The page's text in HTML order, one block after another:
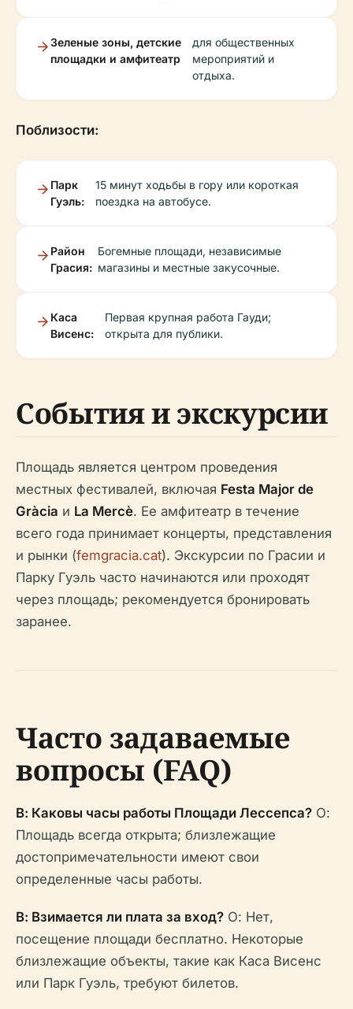
Зеленые зоны, детские
площадки и амфитеатр
для общественных
мероприятий и
отдыха.
Поблизости:
Парк
Гуэль:
15 минут ходьбы в гору или короткая
поездка на автобусе.
Район
Грасия:
Богемные площади, независимые
магазины и местные закусочные.
Каса
Висенс:
Первая крупная работа Гауди;
открыта для публики.
События и экскурсии
Площадь является центром проведения
местных фестивалей, включая Festa Major de
Gràcia и La Mercè. Ее амфитеатр в течение
всего года принимает концерты, представления
и рынки (femgracia.cat). Экскурсии по Грасии и
Парку Гуэль часто начинаются или проходят
через площадь; рекомендуется бронировать
заранее.
Часто задаваемые
вопросы (FAQ)
В: Каковы часы работы Площади Лессепса? О:
Площадь всегда открыта; близлежащие
достопримечательности имеют свои
определенные часы работы.
В: Взимается ли плата за вход? О: Нет,
посещение площади бесплатно. Некоторые
близлежащие объекты, такие как Каса Висенс
или Парк Гуэль, требуют билетов.